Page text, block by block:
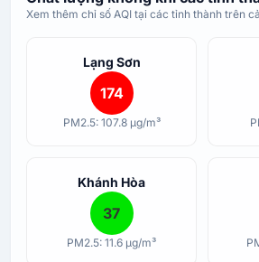
Xem thêm chỉ số AQI tại các tỉnh thành trên
Lạng Sơn
174
PM2.5: 107.8 µg/m³
Khánh Hòa
37
PM2.5: 11.6 µg/m³